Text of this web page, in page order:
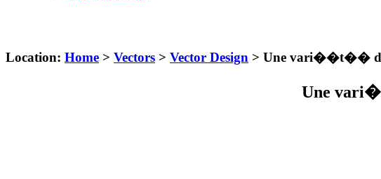
Location: Home > Vectors > Vector Design > Une vari��t�� de
Une